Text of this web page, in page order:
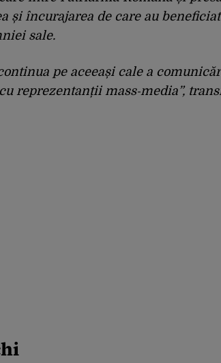
și încurajarea de care au
sale.
pe aceeași cale a
reprezentanții mass‑media”,